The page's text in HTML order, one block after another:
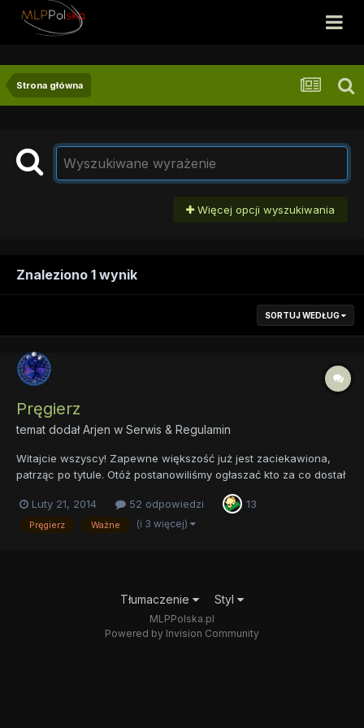
Strona główna
Więcej opcji wyszukiwania
Znaleziono 1 wynik
SORTUJ WEDŁUG
Pręgierz
temat dodałArjen w Serwis & Regulamin
Witajcie wszyscy! Zapewne większość już jest zaciekawiona,
patrząc po tytule. Otóż postanowiliśmy ogłaszać kto za co dostał
niezadowolonym na tworzenie fałszywej atmosfery wskazującej,
że zostali niesłusznie ukarani. Mały wzór:...
Luty 21, 2014 52 odpowiedzi 13
Pręgierz Ważne (i 3 więcej)
Tłumaczenie Styl
MLPPolska.pl
Powered by Invision Community